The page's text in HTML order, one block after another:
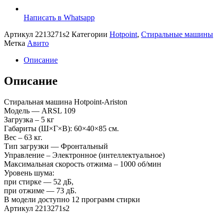
Написать в Whatsapp
Артикул 2213271s2 Категории Hotpoint, Стиральные машины
Метка Авито
Описание
Описание
Стиральная машина Hotpoint-Ariston
Модель — ARSL 109
Загрузка – 5 кг
Габариты (Ш×Г×В): 60×40×85 см.
Вес – 63 кг.
Тип загрузки — Фронтальный
Управление – Электронное (интеллектуальное)
Максимальная скорость отжима – 1000 об/мин
Уровень шума:
при стирке — 52 дБ,
при отжиме — 73 дБ.
В модели доступно 12 программ стирки
Артикул 2213271s2